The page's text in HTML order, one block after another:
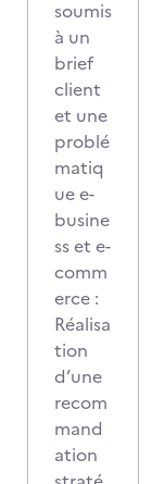
soumis
à un
brief
client
et une
problé
matiq
ue e-
busine
ss et e-
comm
erce :
Réalisa
tion
d’une
recom
mand
ation